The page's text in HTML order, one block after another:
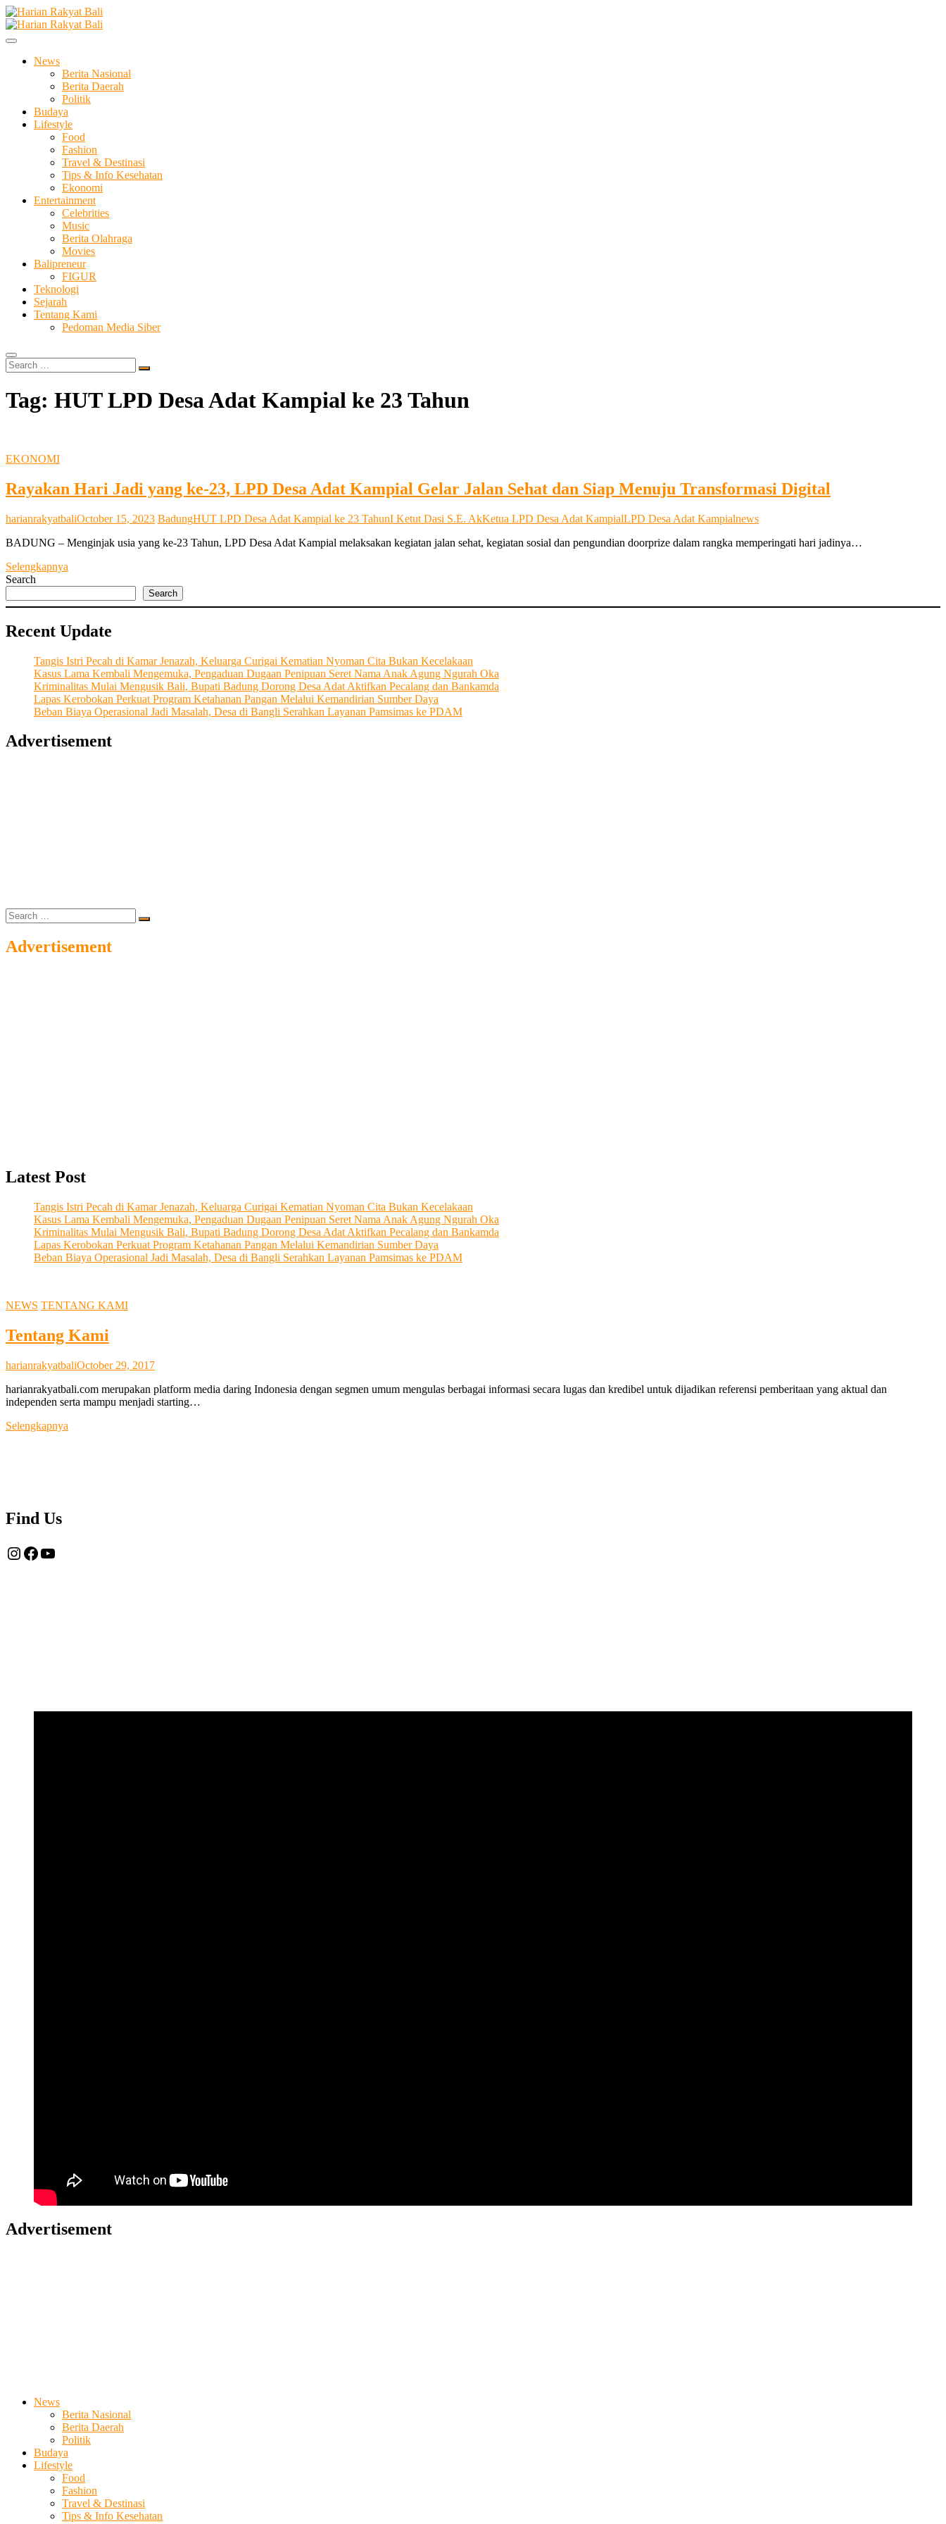
Skip
to
content
Harian Rakyat Bali
Membangun Semangat Kehidupan dan Berbangsa
News
Berita Nasional
Berita Daerah
Politik
Budaya
Lifestyle
Food
Fashion
Travel & Destinasi
Tips & Info Kesehatan
Ekonomi
Entertainment
Celebrities
Music
Berita Olahraga
Movies
Balipreneur
FIGUR
Teknologi
Sejarah
Tentang Kami
Pedoman Media Siber
Search
…
Tag: HUT LPD Desa Adat Kampial ke 23 Tahun
EKONOMI
Rayakan Hari Jadi yang ke-23, LPD Desa Adat Kampial Gelar Jalan Sehat dan Siap Menuju Transformasi Digital
harianrakyatbaliOctober 15, 2023 BadungHUT LPD Desa Adat Kampial ke 23 TahunI Ketut Dasi S.E. AkKetua LPD Desa Adat KampialLPD Desa Adat Kampialnews
BADUNG – Menginjak usia yang ke-23 Tahun, LPD Desa Adat Kampial melaksakan kegiatan jalan sehat, kegiatan sosial dan pengundian doorprize dalam rangka memperingati hari jadinya…
Selengkapnya
yang
23,
LPD
Desa
Adat
Kampial
Gelar
Jalan
Sehat
Siap
Search
Search
Recent Update
Tangis Istri Pecah di Kamar Jenazah, Keluarga Curigai Kematian Nyoman Cita Bukan Kecelakaan
Kasus Lama Kembali Mengemuka, Pengaduan Dugaan Penipuan Seret Nama Anak Agung Ngurah Oka
Kriminalitas Mulai Mengusik Bali, Bupati Badung Dorong Desa Adat Aktifkan Pecalang dan Bankamda
Lapas Kerobokan Perkuat Program Ketahanan Pangan Melalui Kemandirian Sumber Daya
Beban Biaya Operasional Jadi Masalah, Desa di Bangli Serahkan Layanan Pamsimas ke PDAM
Advertisement
Search
…
Advertisement
Latest Post
Tangis Istri Pecah di Kamar Jenazah, Keluarga Curigai Kematian Nyoman Cita Bukan Kecelakaan
Kasus Lama Kembali Mengemuka, Pengaduan Dugaan Penipuan Seret Nama Anak Agung Ngurah Oka
Kriminalitas Mulai Mengusik Bali, Bupati Badung Dorong Desa Adat Aktifkan Pecalang dan Bankamda
Lapas Kerobokan Perkuat Program Ketahanan Pangan Melalui Kemandirian Sumber Daya
Beban Biaya Operasional Jadi Masalah, Desa di Bangli Serahkan Layanan Pamsimas ke PDAM
NEWS TENTANG KAMI
Tentang Kami
harianrakyatbaliOctober 29, 2017
harianrakyatbali.com merupakan platform media daring Indonesia dengan segmen umum mengulas berbagai informasi secara lugas dan kredibel untuk dijadikan referensi pemberitaan yang aktual dan
independen serta mampu menjadi starting…
Selengkapnya
Find Us
Instagram
Facebook
YouTube
Advertisement
News
Berita Nasional
Berita Daerah
Politik
Budaya
Lifestyle
Food
Fashion
Travel & Destinasi
Tips & Info Kesehatan